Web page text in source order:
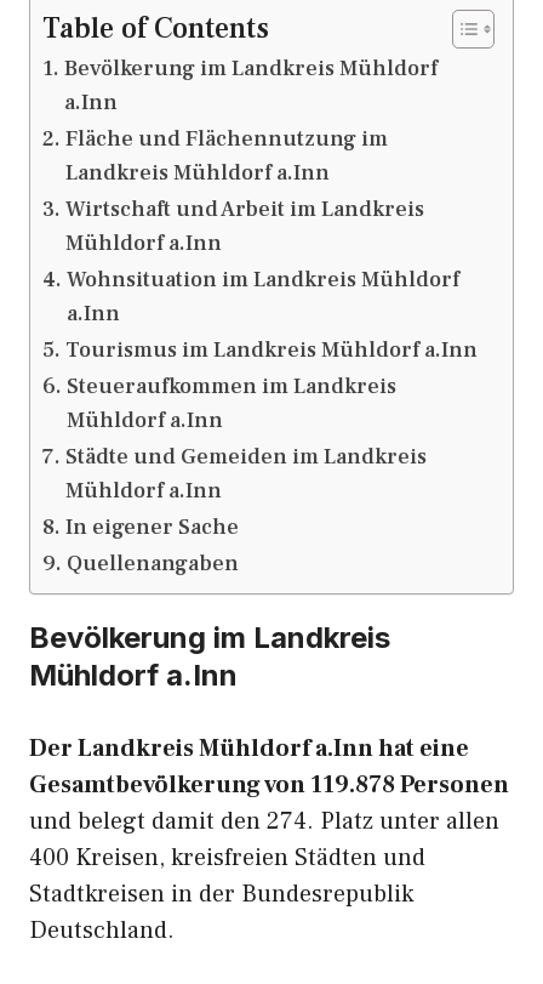
Table of Contents
Bevölkerung im Landkreis Mühldorf
a.Inn
Fläche und Flächennutzung im
Landkreis Mühldorf a.Inn
Wirtschaft und Arbeit im Landkreis
Mühldorf a.Inn
Wohnsituation im Landkreis Mühldorf
a.Inn
Tourismus im Landkreis Mühldorf a.Inn
Steueraufkommen im Landkreis
Mühldorf a.Inn
Städte und Gemeiden im Landkreis
Mühldorf a.Inn
In eigener Sache
Quellenangaben
Bevölkerung im Landkreis
Mühldorf a.Inn
Der Landkreis Mühldorf a.Inn hat eine
Gesamtbevölkerung von 119.878 Personen
und belegt damit den 274. Platz unter allen
400 Kreisen, kreisfreien Städten und
Stadtkreisen in der Bundesrepublik
Deutschland.